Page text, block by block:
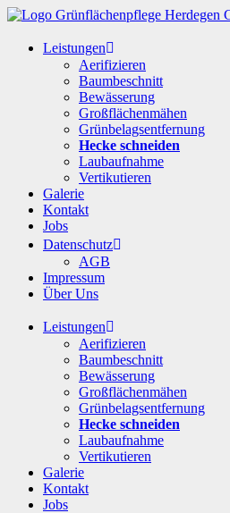
Leistungen
Aerifizieren
Baumbeschnitt
Bewässerung
Großflächenmähen
Grünbelagsentfernung
Hecke schneiden
Laubaufnahme
Vertikutieren
Galerie
Kontakt
Jobs
Datenschutz
AGB
Impressum
Über Uns
Leistungen
Aerifizieren
Baumbeschnitt
Bewässerung
Großflächenmähen
Grünbelagsentfernung
Hecke schneiden
Laubaufnahme
Vertikutieren
Galerie
Kontakt
Jobs